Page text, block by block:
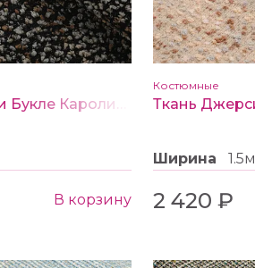
В корзину
Костюмные
Ширина 1.5м
2 420 ₽